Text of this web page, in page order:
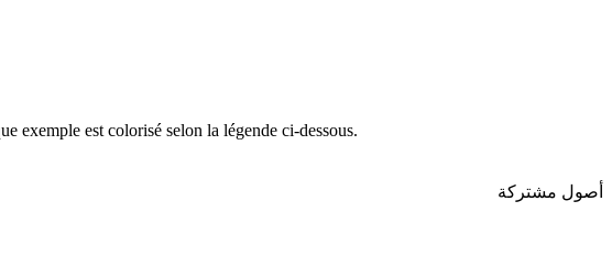
exemple est colorisé selon la légende ci-dessous.
أصول مشتركة